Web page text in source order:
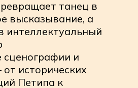
современных
Мы проводим